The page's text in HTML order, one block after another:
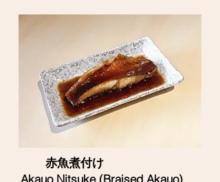
赤魚煮付け
Akauo Nitsuke (Braised Akauo)